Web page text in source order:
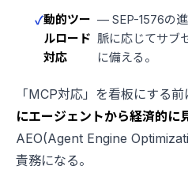
動的ツー
ルロード
対応
— SEP-1576の
脈に応じてサブ
に備える。
「MCP対応」を看板にする前
にエージェントから経済的に
AEO(Agent Engine
責務になる。